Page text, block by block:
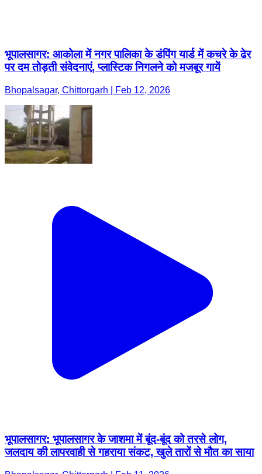
भूपालसागर: आकोला में नगर पालिका के डंपिंग यार्ड में कचरे के ढेर
पर दम तोड़ती संवेदनाएं, प्लास्टिक निगलने को मजबूर गायें
Bhopalsagar, Chittorgarh | Feb 12, 2026
भूपालसागर: भूपालसागर के जाशमा में बूंद-बूंद को तरसे लोग,
जलदाय की लापरवाही से गहराया संकट, खुले तारों से मौत का साया